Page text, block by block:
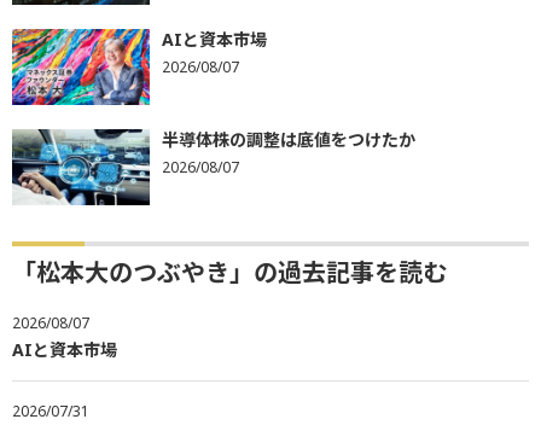
AIと資本市場
2026/08/07
半導体株の調整は底値をつけたか
2026/08/07
「松本大のつぶやき」の過去記事を読む
2026/08/07
AIと資本市場
2026/07/31